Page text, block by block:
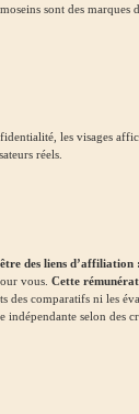
sont des marques
les visages
réels.
des liens d’affiliation :
vous. Cette
des comparatifs ni les
indépendante selon des